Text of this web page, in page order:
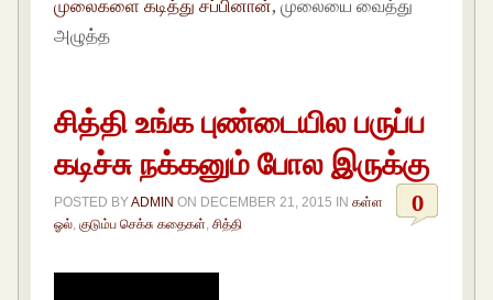
முலைகளை கடித்து சப்பினான், முலையை வைத்து
அழுத்த
சித்தி உங்க புண்டையில பருப்ப
கடிச்சு நக்கனும் போல இருக்கு
0
POSTED BYADMIN ON DECEMBER 21, 2015 INகள்ள
ஓல் ,குடும்ப செக்சு கதைகள் ,சித்தி